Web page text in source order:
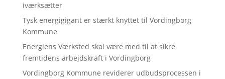
iværksætter
Tysk energigigant er stærkt knyttet til Vordingborg
Kommune
Energiens Værksted skal være med til at sikre
fremtidens arbejdskraft i Vordingborg
Vordingborg Kommune reviderer udbudsprocessen i